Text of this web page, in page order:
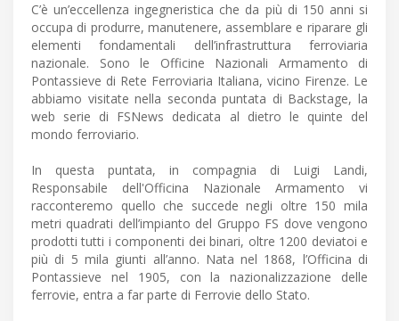
C’è un’eccellenza ingegneristica che da più di 150 anni si
occupa di produrre, manutenere, assemblare e riparare gli
elementi fondamentali dell’infrastruttura ferroviaria
nazionale. Sono le Officine Nazionali Armamento di
Pontassieve di Rete Ferroviaria Italiana, vicino Firenze. Le
abbiamo visitate nella seconda puntata di Backstage, la
web serie di FSNews dedicata al dietro le quinte del
mondo ferroviario.
In questa puntata, in compagnia di Luigi Landi,
Responsabile dell'Officina Nazionale Armamento vi
racconteremo quello che succede negli oltre 150 mila
metri quadrati dell’impianto del Gruppo FS dove vengono
prodotti tutti i componenti dei binari, oltre 1200 deviatoi e
più di 5 mila giunti all’anno. Nata nel 1868, l’Officina di
Pontassieve nel 1905, con la nazionalizzazione delle
ferrovie, entra a far parte di Ferrovie dello Stato.